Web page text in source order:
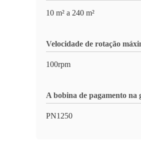
10 m² a 240 m²
Velocidade de rotação
100rpm
A bobina de pagamento na
PN1250